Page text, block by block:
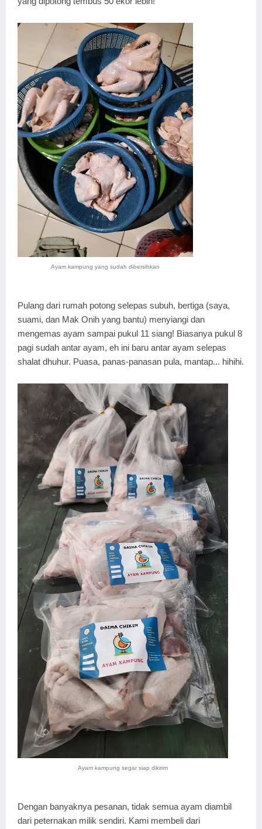
Ayam kampung yang sudah dibersihkan
Pulang dari rumah potong selepas subuh, bertiga (saya,
suami, dan Mak Onih yang bantu) menyiangi dan
mengemas ayam sampai pukul 11 siang! Biasanya pukul 8
pagi sudah antar ayam, eh ini baru antar ayam selepas
shalat dhuhur. Puasa, panas-panasan pula, mantap... hihihi.
Ayam kampung segar siap dikirim
Dengan banyaknya pesanan, tidak semua ayam diambil
dari peternakan milik sendiri. Kami membeli dari